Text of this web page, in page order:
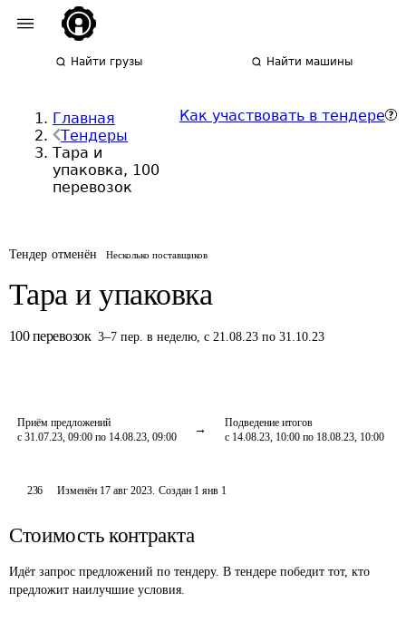
Найти грузы Найти машины
Главная
Тендеры
Тара и
упаковка, 100
перевозок
Как участвовать в тендере
Тендер отменён Несколько поставщиков
Тара и упаковка
100 перевозок 3–7 пер. в неделю,с 21.08.23 по 31.10.23
Приём предложений
с 31.07.23, 09:00 по 14.08.23, 09:00
Подведение итогов
с 14.08.23, 10:00 по 18.08.23, 10:00
236 Изменён 17 авг 2023. Создан 1 янв 1
Стоимость контракта
Идёт запрос предложений по тендеру. В тендере победит тот, кто
предложит наилучшие условия.